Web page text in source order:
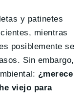
y patinetes
mientras
posiblemente se
Sin embargo,
¿merece
viejo para